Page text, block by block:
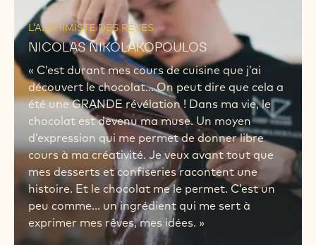
L’ALCHIMISTE DES RÊVES
NICOLAS NIKOLAKOPOULOS
« C’est durant mes cours de cuisine que j’ai
découvert le chocolat... On peut dire que cela a
été une GRANDE révélation ! Dans ma vie, le
chocolat est devenu ma muse. Un moyen
d’expression qui me permet de donner libre
cours à ma créativité. Je veux avant tout que
mes desserts et confiseries racontent une
histoire. Et le chocolat me le permet. C’est un
peu comme... un ingrédient qui me sert à
exprimer mes rêves, mes idées. »